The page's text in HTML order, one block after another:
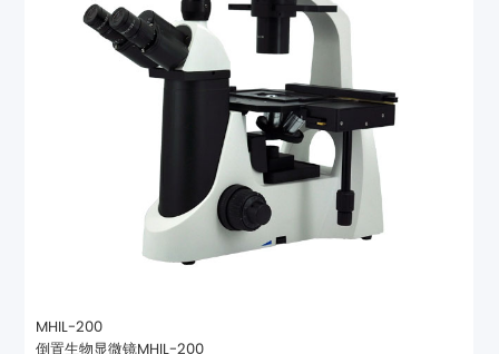
MHIL-200
倒置生物显微镜MHIL-200